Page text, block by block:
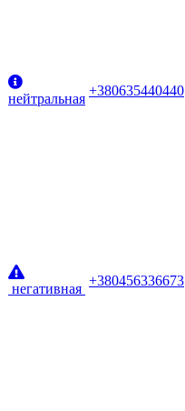
нейтральная
+380635440440
негативная
+380456336673